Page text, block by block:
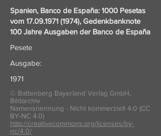
Spanien, Banco de España: 1000 Pesetas
vom 17.09.1971 (1974), Gedenkbanknote
100 Jahre Ausgaben der Banco de España
Pesete
Ausgabe:
1971
© Battenberg Bayerland Verlag GmbH,
Bildarchiv
Namensnennung - Nicht kommerziell 4.0 (CC
BY-NC 4.0)
http://creativecommons.org/licenses/by-
nc/4.0/